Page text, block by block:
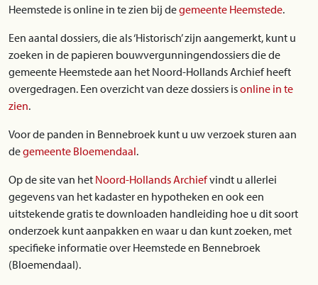
Heemstede is online in te zien bij degemeente Heemstede.
Een aantal dossiers, die als ‘Historisch’ zijn aangemerkt, kunt u
zoeken in de papieren bouwvergunningendossiers die de
gemeente Heemstede aan het Noord-Hollands Archief heeft
overgedragen. Een overzicht van deze dossiers isonline in te
zien.
Voor de panden in Bennebroek kunt u uw verzoek sturen aan
degemeente Bloemendaal.
Op de site van het Noord-Hollands Archiefvindt u allerlei
gegevens van het kadaster en hypotheken en ook een
uitstekende gratis te downloaden handleiding hoe u dit soort
onderzoek kunt aanpakken en waar u dan kunt zoeken, met
specifieke informatie over Heemstede en Bennebroek
(Bloemendaal).